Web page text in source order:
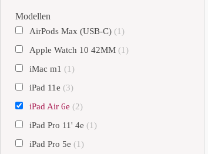
Modellen
AirPods Max (USB-C) (1)
Apple Watch 10 42MM (1)
iMac m1 (1)
iPad 11e (3)
iPad Air 6e (2)
iPad Pro 11' 4e (1)
iPad Pro 5e (1)